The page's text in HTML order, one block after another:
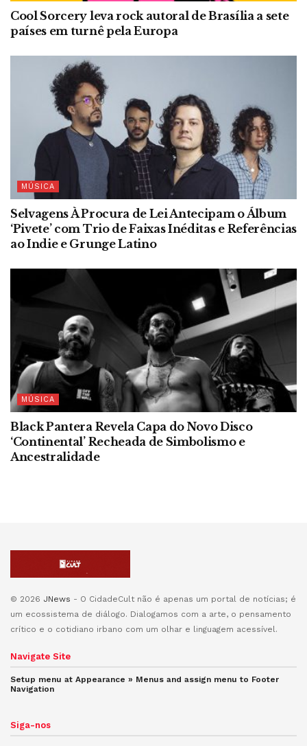
Cool Sorcery leva rock autoral de Brasília a sete
países em turnê pela Europa
MÚSICA
Selvagens À Procura de Lei Antecipam o Álbum
‘Pivete’ com Trio de Faixas Inéditas e Referências
ao Indie e Grunge Latino
MÚSICA
Black Pantera Revela Capa do Novo Disco
‘Continental’ Recheada de Simbolismo e
Ancestralidade
© 2026 JNews - O CidadeCult não é apenas um portal de notícias; é
um ecossistema de diálogo. Dialogamos com a arte, o pensamento
crítico e o cotidiano irbano com um olhar e linguagem acessível.
Navigate Site
Setup menu at Appearance » Menus and assign menu to Footer
Navigation
Siga-nos